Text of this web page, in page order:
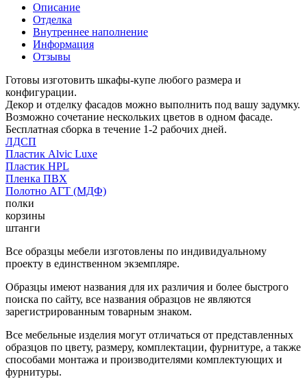
Описание
Отделка
Внутреннее наполнение
Информация
Отзывы
Готовы изготовить шкафы-купе любого размера и
конфигурации.
Декор и отделку фасадов можно выполнить под вашу задумку.
Возможно сочетание нескольких цветов в одном фасаде.
Бесплатная сборка в течение 1-2 рабочих дней.
ЛДСП
Пластик Alvic Luxe
Пластик HPL
Пленка ПВХ
Полотно АГТ (МДФ)
полки
корзины
штанги
Все образцы мебели изготовлены по индивидуальному
проекту в единственном экземпляре.
Образцы имеют названия для их различия и более быстрого
поиска по сайту, все названия образцов не являются
зарегистрированным товарным знаком.
Все мебельные изделия могут отличаться от представленных
образцов по цвету, размеру, комплектации, фурнитуре, а также
способами монтажа и производителями комплектующих и
фурнитуры.